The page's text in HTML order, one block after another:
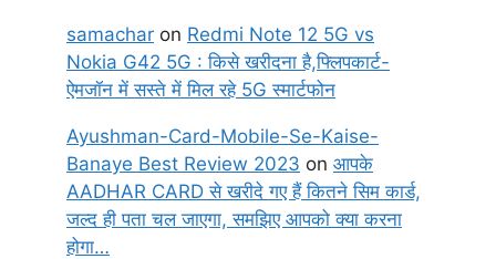
samachar on Redmi Note 12 5G vs
Nokia G42 5G : किसे खरीदना है,फ्लिपकार्ट-
ऐमजॉन में सस्ते में मिल रहे 5G स्मार्टफोन
Ayushman-Card-Mobile-Se-Kaise-
Banaye Best Review 2023 on आपके
AADHAR CARD से खरीदे गए हैं कितने सिम कार्ड,
जल्द ही पता चल जाएगा, समझिए आपको क्या करना
होगा…